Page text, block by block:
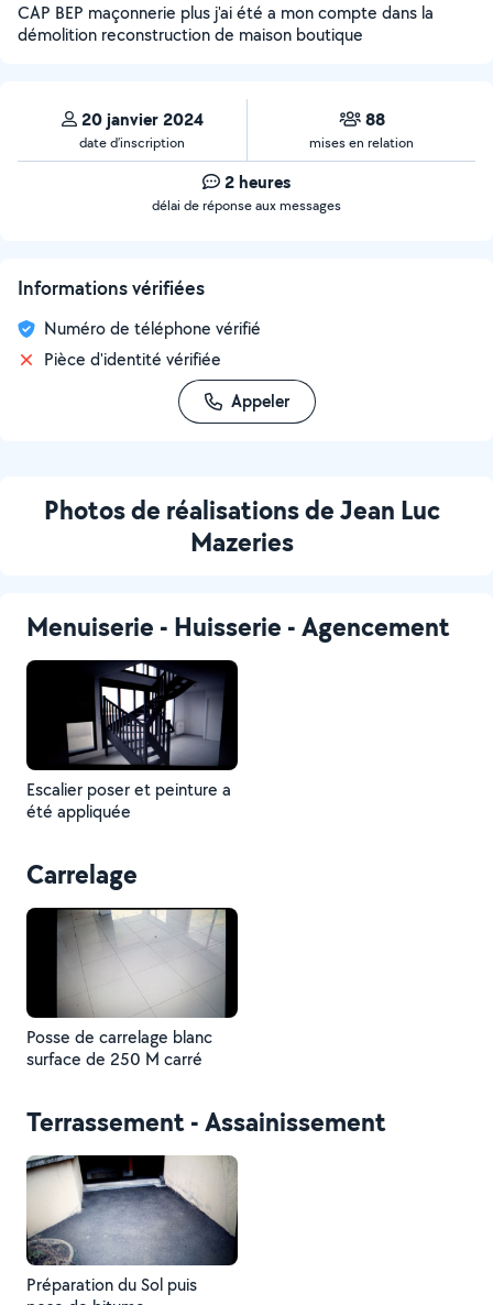
CAP BEP maçonnerie plus j'ai été a mon compte dans la
démolition reconstruction de maison boutique
20 janvier 2024
date d’inscription
88
mises en relation
2 heures
délai de réponse aux messages
Informations vérifiées
Numéro de téléphone vérifié
Pièce d'identité vérifiée
Appeler
Photos de réalisations de Jean Luc
Mazeries
Menuiserie - Huisserie - Agencement
Escalier poser et peinture a
été appliquée
Carrelage
Posse de carrelage blanc
surface de 250 M carré
Terrassement - Assainissement
Préparation du Sol puis